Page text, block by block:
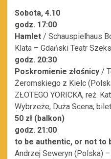
Sobota, 4.10
godz. 17:00
Hamlet / Schauspielhaus
Klata – Gdański Teatr
godz. 20:30
Poskromienie złośnicy /
Żeromskiego z Kielc
ZŁOTEGO YORICKA, reż.
Wybrzeże, Duża Scena;
50 zł (balkon)
godz. 21:00
to be authentic, or not to
Andrzej Seweryn (Polska)